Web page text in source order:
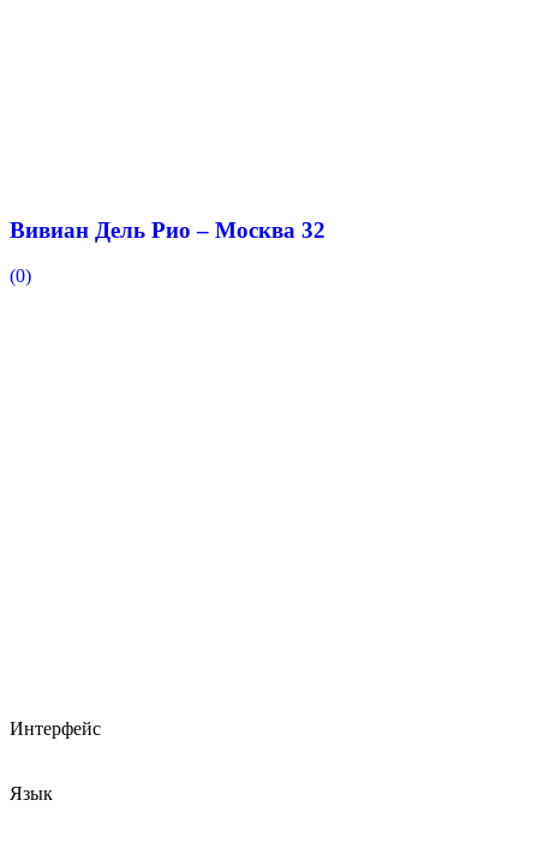
Вивиан Дель Рио – Москва 32
(0)
Интерфейс
Язык